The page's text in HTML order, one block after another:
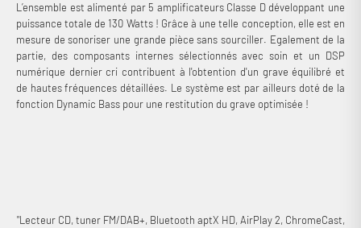
L’ensemble est alimenté par 5 amplificateurs Classe D développant une
puissance totale de 130 Watts ! Grâce à une telle conception, elle est en
mesure de sonoriser une grande pièce sans sourciller. Egalement de la
partie, des composants internes sélectionnés avec soin et un DSP
numérique dernier cri contribuent à l'obtention d'un grave équilibré et
de hautes fréquences détaillées. Le système est par ailleurs doté de la
fonction Dynamic Bass pour une restitution du grave optimisée !
"Lecteur CD, tuner FM/DAB+, Bluetooth aptX HD, AirPlay 2, ChromeCast,